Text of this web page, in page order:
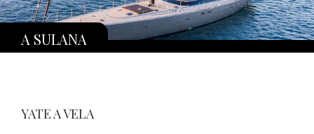
A SULANA
YATE A VELA